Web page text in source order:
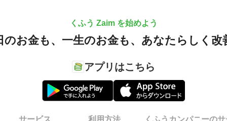
くふう Zaim を始めよう
のお金も、 一生のお金も、 あなたらしく改
アプリはこちら
サービス 利用方法 くふうカンパニーの